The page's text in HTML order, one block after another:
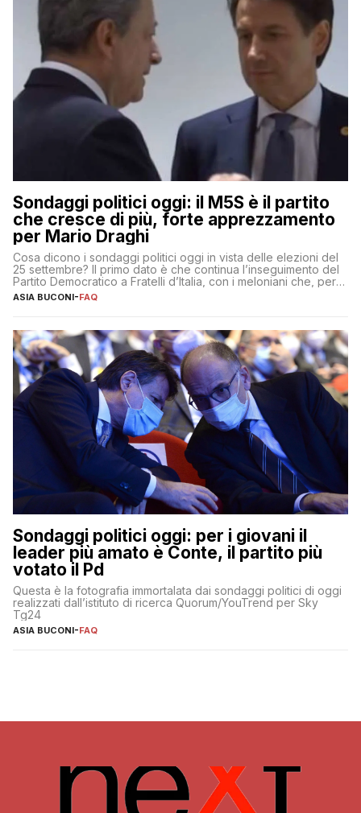
Sondaggi politici oggi: il M5S è il partito
che cresce di più, forte apprezzamento
per Mario Draghi
Cosa dicono i sondaggi politici oggi in vista delle elezioni del
25 settembre? Il primo dato è che continua l’inseguimento del
Partito Democratico a Fratelli d’Italia, con i meloniani che, però,
sembrano accumulare sempre più distacco affermandosi come
primo partito con il 24% (+0,7% rispetto a fine luglio), un
ASIA BUCONI-FAQ
Sondaggi politici oggi: per i giovani il
leader più amato è Conte, il partito più
votato il Pd
Questa è la fotografia immortalata dai sondaggi politici di oggi
realizzati dall’istituto di ricerca Quorum/YouTrend per Sky
Tg24
ASIA BUCONI-FAQ